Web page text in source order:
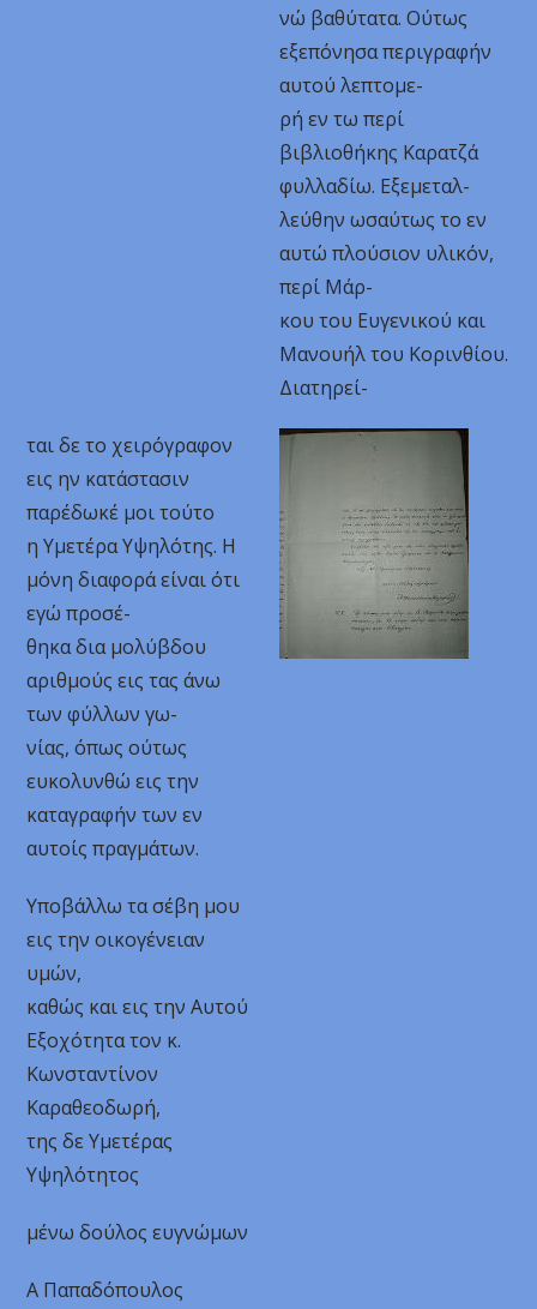
νώ βαθύτατα. Ούτως
εξεπόνησα περιγραφήν
αυτού λεπτομε-
ρή εν τω περί
βιβλιοθήκης Καρατζά
φυλλαδίω. Εξεμεταλ-
λεύθην ωσαύτως το εν
αυτώ πλούσιον υλικόν,
περί Μάρ-
κου του Ευγενικού και
Μανουήλ του Κορινθίου.
Διατηρεί-
ται δε το χειρόγραφον
εις ην κατάστασιν
παρέδωκέ μοι τούτο
η Υμετέρα Υψηλότης. Η
μόνη διαφορά είναι ότι
εγώ προσέ-
θηκα δια μολύβδου
αριθμούς εις τας άνω
των φύλλων γω-
νίας, όπως ούτως
ευκολυνθώ εις την
καταγραφήν των εν
αυτοίς πραγμάτων.
Υποβάλλω τα σέβη μου
εις την οικογένειαν
υμών,
καθώς και εις την Αυτού
Εξοχότητα τον κ.
Κωνσταντίνον
Καραθεοδωρή,
της δε Υμετέρας
Υψηλότητος
μένω δούλος ευγνώμων
Α Παπαδόπουλος